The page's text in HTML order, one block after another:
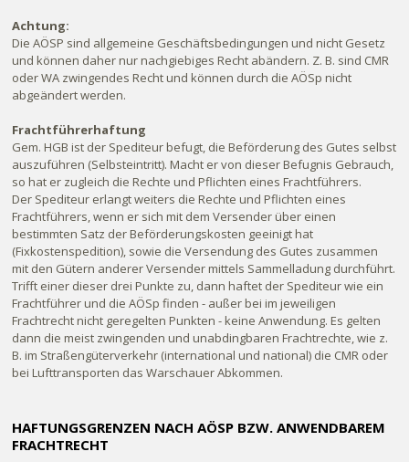
Achtung:
Die AÖSP sind allgemeine Geschäftsbedingungen und nicht Gesetz
und können daher nur nachgiebiges Recht abändern. Z. B. sind CMR
oder WA zwingendes Recht und können durch die AÖSp nicht
abgeändert werden.
Frachtführerhaftung
Gem. HGB ist der Spediteur befugt, die Beförderung des Gutes selbst
auszuführen (Selbsteintritt). Macht er von dieser Befugnis Gebrauch,
so hat er zugleich die Rechte und Pflichten eines Frachtführers.
Der Spediteur erlangt weiters die Rechte und Pflichten eines
Frachtführers, wenn er sich mit dem Versender über einen
bestimmten Satz der Beförderungskosten geeinigt hat
(Fixkostenspedition), sowie die Versendung des Gutes zusammen
mit den Gütern anderer Versender mittels Sammelladung durchführt.
Trifft einer dieser drei Punkte zu, dann haftet der Spediteur wie ein
Frachtführer und die AÖSp finden - außer bei im jeweiligen
Frachtrecht nicht geregelten Punkten - keine Anwendung. Es gelten
dann die meist zwingenden und unabdingbaren Frachtrechte, wie z.
B. im Straßengüterverkehr (international und national) die CMR oder
bei Lufttransporten das Warschauer Abkommen.
HAFTUNGSGRENZEN NACH AÖSP BZW. ANWENDBAREM
FRACHTRECHT